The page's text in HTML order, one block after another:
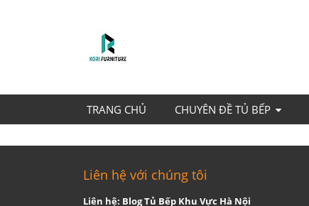
TRANG CHỦ CHUYÊN ĐỀ TỦ BẾP
Liên hệ với chúng tôi
Liên hệ: Blog Tủ Bếp Khu Vực Hà Nội